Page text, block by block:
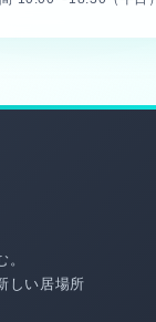
しい居場所